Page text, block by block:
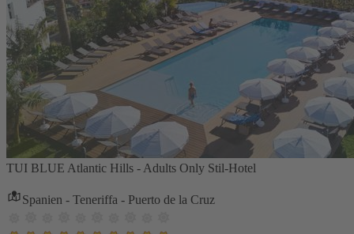
TUI BLUE Atlantic Hills - Adults Only Stil-Hotel
Spanien - Teneriffa - Puerto de la Cruz